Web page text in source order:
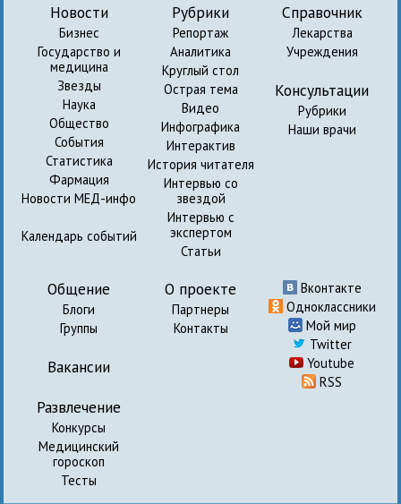
Новости
Бизнес
Государство и
медицина
Звезды
Наука
Общество
События
Статистика
Фармация
Новости МЕД-инфо
Календарь событий
Рубрики
Репортаж
Аналитика
Круглый стол
Острая тема
Видео
Инфографика
Интерактив
История читателя
Интервью со
звездой
Интервью с
экспертом
Статьи
Справочник
Лекарства
Учреждения
Консультации
Рубрики
Наши врачи
Общение
Блоги
Группы
Вакансии
Развлечение
Конкурсы
Медицинский
гороскоп
Тесты
О проекте
Партнеры
Контакты
Вконтакте
Одноклассники
Мой мир
Twitter
Youtube
RSS